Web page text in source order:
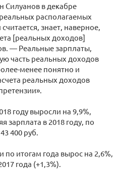
Силуанов в декабре
располагаемых
знает, наверное,
[реальных доходов]
— Реальные зарплаты,
часть реальных доходов
менее понятно и
реальных доходов
году выросли на 9,9%,
зарплата в 2018 году, по
400 руб.
итогам года вырос на 2,6%,
года (+1,3%).